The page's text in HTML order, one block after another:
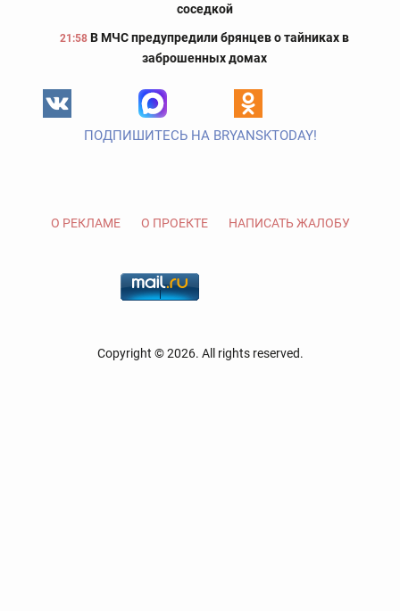
соседкой
21:58 В МЧС предупредили брянцев о тайниках в
заброшенных домах
ПОДПИШИТЕСЬ НА BRYANSKTODAY!
О РЕКЛАМЕ О ПРОЕКТЕ НАПИСАТЬ ЖАЛОБУ
Copyright © 2026. All rights reserved.